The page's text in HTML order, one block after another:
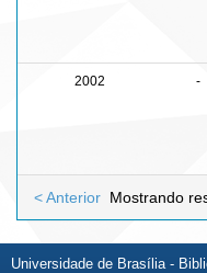
2002 -
Mostrando
< Anterior
Universidade de Brasília -